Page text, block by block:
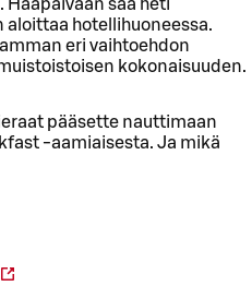
Hääpäivään saa heti
hotellihuoneessa.
eri vaihtoehdon
kokonaisuuden.
pääsette nauttimaan
-aamiaisesta. Ja mikä